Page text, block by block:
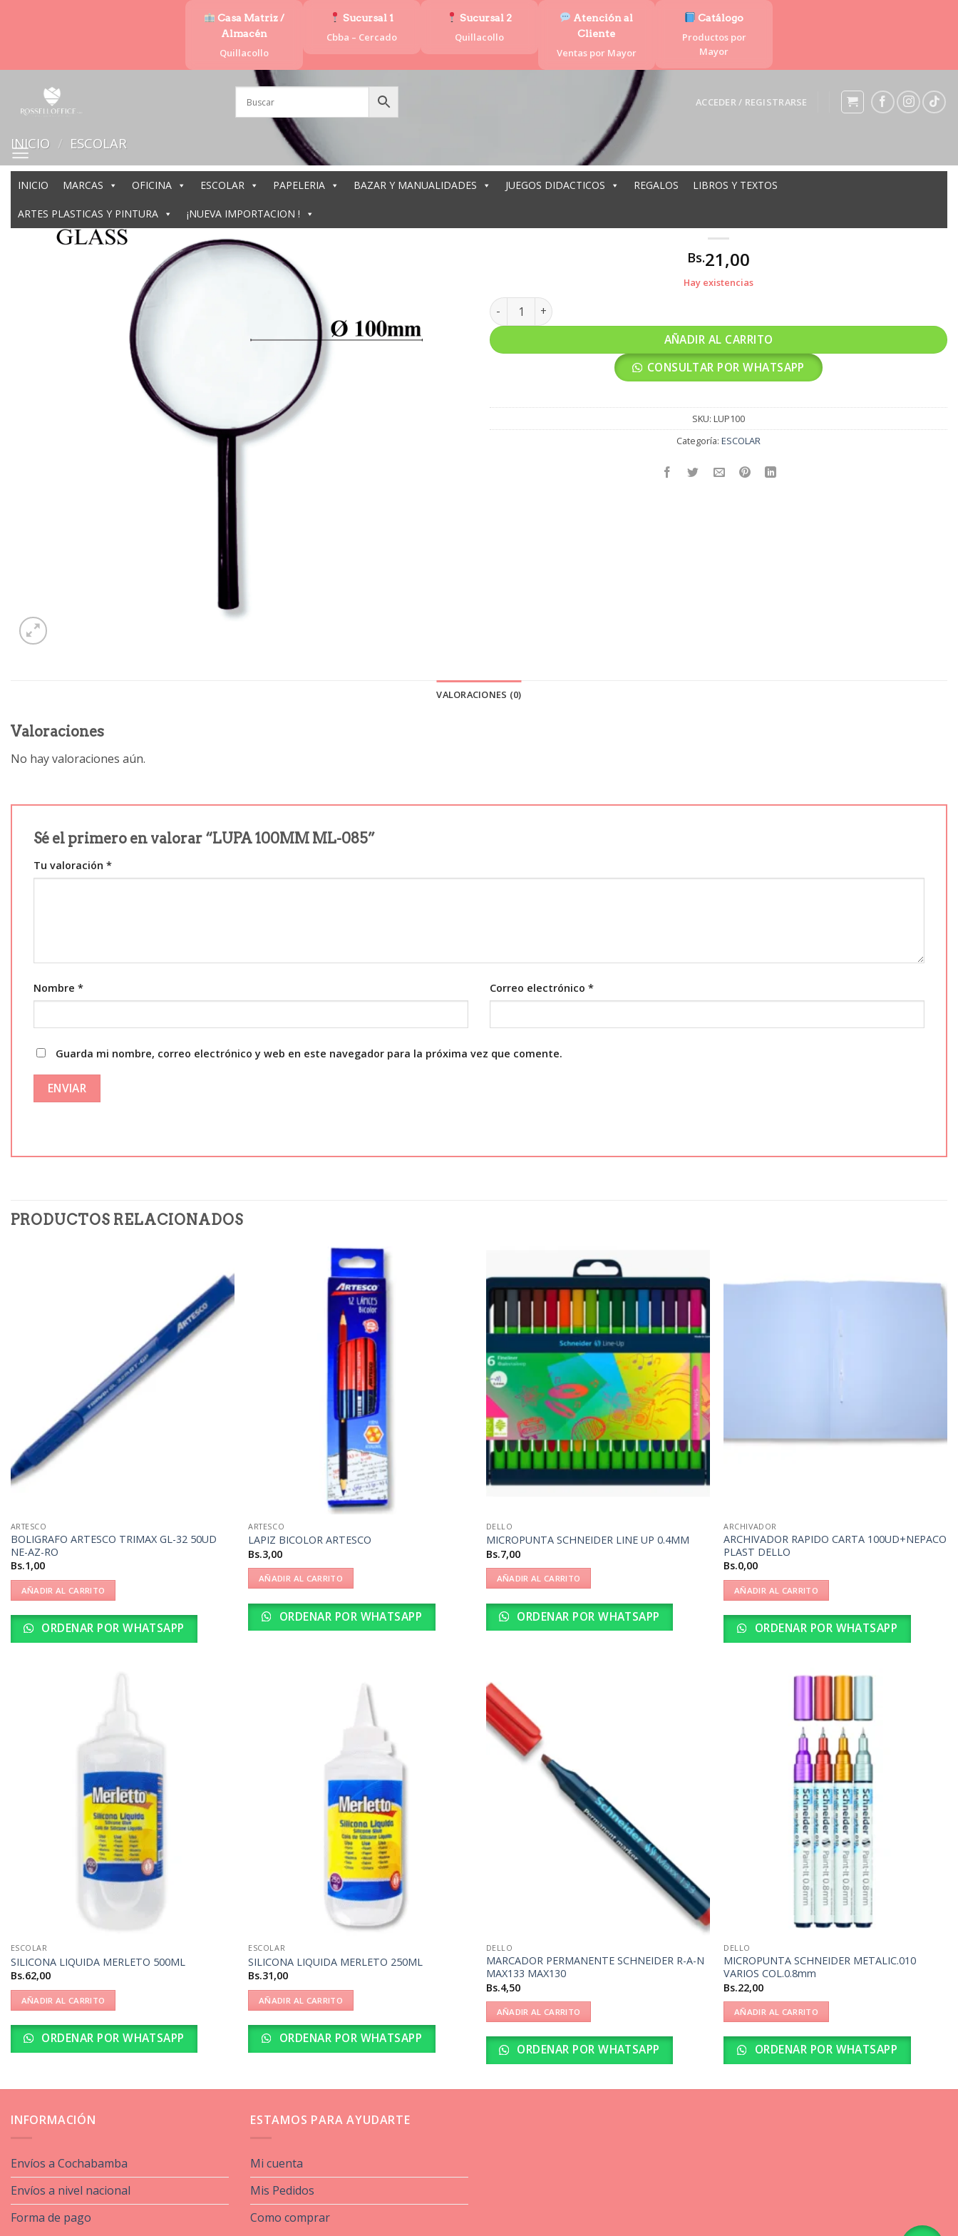
Casa Matriz /
Almacén
Quillacollo
Sucursal 1
Cbba – Cercado
Sucursal 2
Quillacollo
Atención al
Cliente
Ventas por Mayor
Catálogo
Productos por
Mayor
ACCEDER / REGISTRARSE
INICIO MARCAS OFICINA ESCOLAR PAPELERIA BAZAR Y MANUALIDADES JUEGOS DIDACTICOS REGALOS LIBROS Y TEXTOS
ARTES PLASTICAS Y PINTURA ¡NUEVA IMPORTACION !
INICIO / ESCOLAR
Bs.21,00
Hay existencias
LUPA 100MM ML-085 cantidad
AÑADIR AL CARRITO
CONSULTAR POR WHATSAPP
SKU: LUP100
Categoría: ESCOLAR
VALORACIONES (0)
Valoraciones
No hay valoraciones aún.
Sé el primero en valorar “LUPA 100MM ML-085”
Tu valoración *
Nombre * Correo electrónico *
Guarda mi nombre, correo electrónico y web en este navegador para la próxima vez que comente.
PRODUCTOS RELACIONADOS
ARTESCO
BOLIGRAFO ARTESCO TRIMAX GL-32 50UD
NE-AZ-RO
Bs.1,00
AÑADIR AL CARRITO
ORDENAR POR WHATSAPP
ARTESCO
LAPIZ BICOLOR ARTESCO
Bs.3,00
AÑADIR AL CARRITO
ORDENAR POR WHATSAPP
DELLO
MICROPUNTA SCHNEIDER LINE UP 0.4MM
Bs.7,00
AÑADIR AL CARRITO
ORDENAR POR WHATSAPP
ARCHIVADOR
ARCHIVADOR RAPIDO CARTA 100UD+NEPACO
PLAST DELLO
Bs.0,00
AÑADIR AL CARRITO
ORDENAR POR WHATSAPP
ESCOLAR
SILICONA LIQUIDA MERLETO 500ML
Bs.62,00
AÑADIR AL CARRITO
ORDENAR POR WHATSAPP
ESCOLAR
SILICONA LIQUIDA MERLETO 250ML
Bs.31,00
AÑADIR AL CARRITO
ORDENAR POR WHATSAPP
DELLO
MARCADOR PERMANENTE SCHNEIDER R-A-N
MAX133 MAX130
Bs.4,50
AÑADIR AL CARRITO
ORDENAR POR WHATSAPP
DELLO
MICROPUNTA SCHNEIDER METALIC.010
VARIOS COL.0.8mm
Bs.22,00
AÑADIR AL CARRITO
ORDENAR POR WHATSAPP
INFORMACIÓN
Envíos a Cochabamba
Envíos a nivel nacional
Forma de pago
ESTAMOS PARA AYUDARTE
Mi cuenta
Mis Pedidos
Como comprar